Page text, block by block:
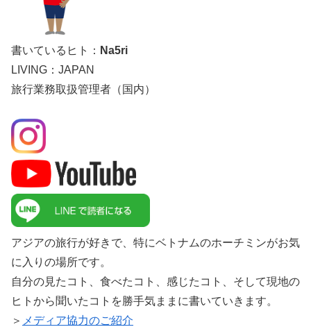
書いているヒト： Na5ri
LIVING：JAPAN
旅行業務取扱管理者（国内）
アジアの旅行が好きで、特にベトナムのホーチミンがお気
に入りの場所です。
自分の見たコト、食べたコト、感じたコト、そして現地の
ヒトから聞いたコトを勝手気ままに書いていきます。
＞ メディア協力のご紹介